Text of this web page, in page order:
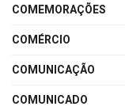
COMEMORAÇÕES
COMÉRCIO
COMUNICAÇÃO
COMUNICADO